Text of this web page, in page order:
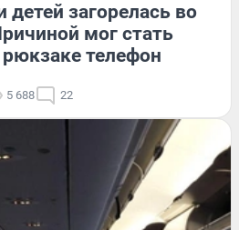
загорелась во
мог стать
телефон
5 688 22